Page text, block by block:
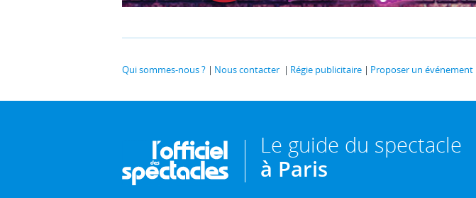
Qui sommes-nous ? Nous contacter Régie publicitaire Proposer un événement
Le guide du spectacle
à Paris